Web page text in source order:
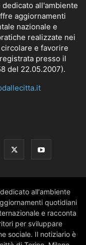
all'ambiente
aggiornamenti
nazionale e
realizzate nei
e favorire
presso il
del 22.05.2007).
all'ambiente
quotidiani
e racconta
per sviluppare
sociale. Il notiziario è